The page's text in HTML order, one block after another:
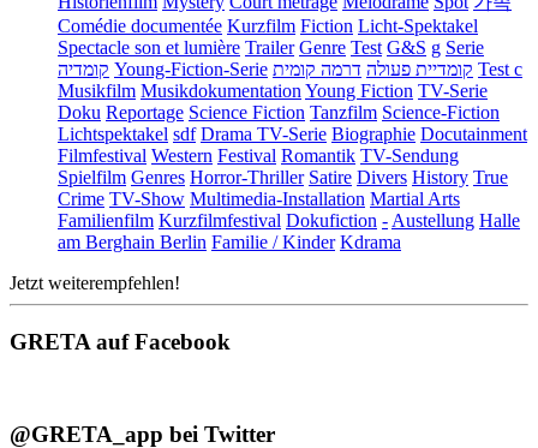
Comédie documentée Kurzfilm Fiction Licht-Spektakel
Spectacle son et lumière Trailer Genre Test G&S g Serie
קומדיה Young-Fiction-Serie קומדיית פעולה דרמה קומית
Test c
Musikfilm Musikdokumentation Young Fiction TV-Serie
Doku Reportage Science Fiction Tanzfilm Science-Fiction
Lichtspektakel sdf Drama TV-Serie Biographie Docutainment
Filmfestival Western Festival Romantik TV-Sendung
Spielfilm Genres Horror-Thriller Satire Divers History True
Crime TV-Show Multimedia-Installation Martial Arts
Familienfilm Kurzfilmfestival Dokufiction - Austellung Halle
am Berghain Berlin Familie / Kinder Kdrama
Jetzt weiterempfehlen!
GRETA auf Facebook
@GRETA_app bei Twitter